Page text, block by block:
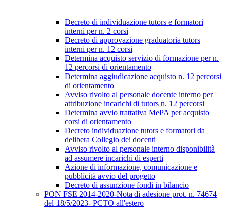
Decreto di individuazione tutors e formatori
interni per n. 2 corsi
Decreto di approvazione graduatoria tutors
interni per n. 12 corsi
Determina acquisto servizio di formazione per n.
12 percorsi di orientamento
Determina aggiudicazione acquisto n. 12 percorsi
di orientamento
Avviso rivolto al personale docente interno per
attribuzione incarichi di tutors n. 12 percorsi
Determina avvio trattativa MePA per acquisto
corsi di orientamento
Decreto individuazione tutors e formatori da
delibera Collegio dei docenti
Avviso rivolto al personale interno disponibilità
ad assumere incarichi di esperti
Azione di informazione, comunicazione e
pubblicità avvio del progetto
Decreto di assunzione fondi in bilancio
PON FSE 2014-2020-Nota di adesione prot. n. 74674
del 18/5/2023- PCTO all'estero